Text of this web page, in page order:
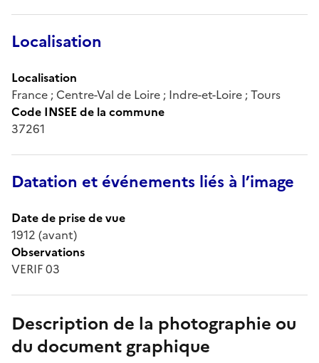
Localisation
Localisation
France ; Centre-Val de Loire ; Indre-et-Loire ; Tours
Code INSEE de la commune
37261
Datation et événements liés à l’image
Date de prise de vue
1912 (avant)
Observations
VERIF 03
Description de la photographie ou
du document graphique